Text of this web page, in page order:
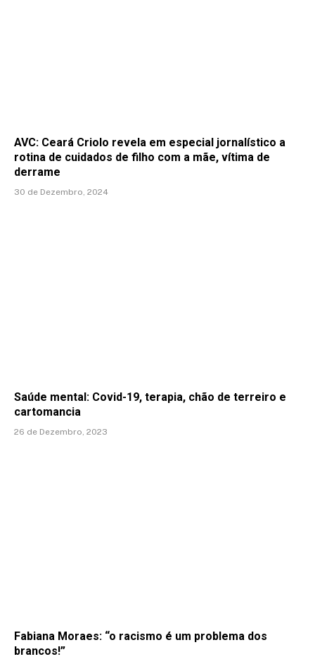
AVC: Ceará Criolo revela em especial jornalístico a
rotina de cuidados de filho com a mãe, vítima de
derrame
30 de Dezembro, 2024
Saúde mental: Covid-19, terapia, chão de terreiro e
cartomancia
26 de Dezembro, 2023
Fabiana Moraes: “o racismo é um problema dos
brancos!”